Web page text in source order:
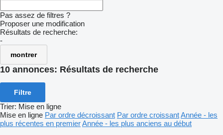
Pas assez de filtres ?
Proposer une modification
Résultats de recherche:
-
montrer
10 annonces: Résultats de recherche
Filtre
Trier: Mise en ligne
Mise en ligne Par ordre décroissant Par ordre croissantAnnée - les
plus récentes en premierAnnée - les plus anciens au début